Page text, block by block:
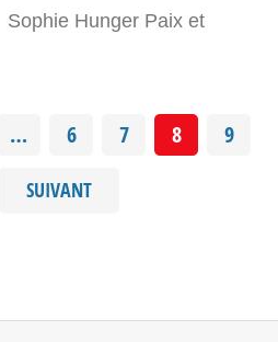
Hunger Paix et
… 6 7 8
9
SUIVANT